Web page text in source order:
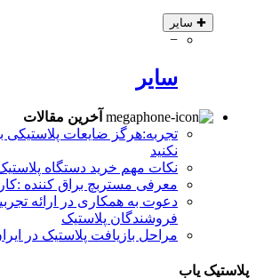
✚ سایر
−
سایر
آخرین مقالات
تجربه:هرگز ضایعات پلاستیکی به
نکنید
نکات مهم خرید دستگاه پلاستیک
معرفی مستربچ براق کننده
دعوت به همکاری در ارائه
فروشندگان پلاستیک
مراحل بازیافت پلاستیک در
پلاستیک یاب